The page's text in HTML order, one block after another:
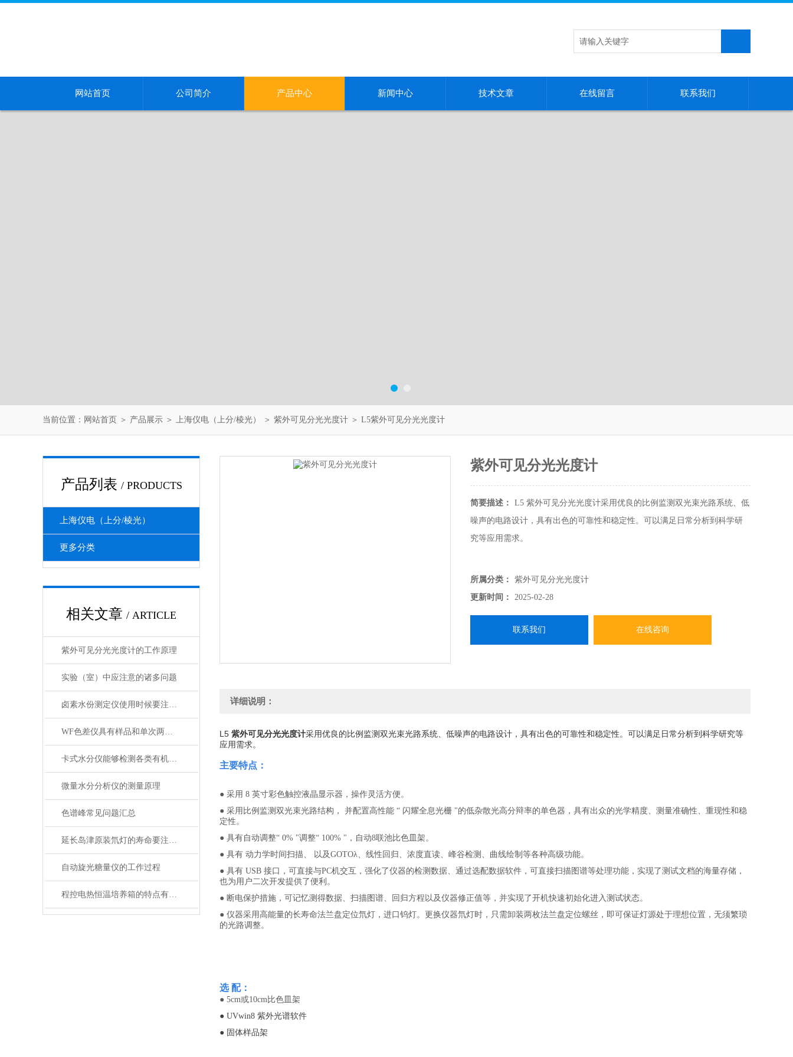
网站首页 公司简介 产品中心 新闻中心 技术文章 在线留言 联系我们
当前位置： 网站首页 ＞ 产品展示 ＞ 上海仪电（上分/棱光） ＞ 紫外可见分光光度计 ＞ L5紫外可见分光光度计
产品列表 / PRODUCTS
上海仪电（上分/棱光）
更多分类
相关文章 / ARTICLE
紫外可见分光光度计的工作原理
实验（室）中应注意的诸多问题
卤素水份测定仪使用时候要注意的八个事项
WF色差仪具有样品和单次两种测量模式
卡式水分仪能够检测各类有机及无机固体
微量水分分析仪的测量原理
色谱峰常见问题汇总
延长岛津原装氘灯的寿命要注意哪些？
自动旋光糖量仪的工作过程
程控电热恒温培养箱的特点有哪些呢？
紫外可见分光光度计
简要描述：
L5 紫外可见分光光度计采用优良的比例监测双光束光路系统、低
噪声的电路设计，具有出色的可靠性和稳定性。可以满足日常分析到科学研
究等应用需求。
所属分类：
紫外可见分光光度计
更新时间：
2025-02-28
联系我们 在线咨询
详细说明：
L5 紫外可见分光光度计采用优良的比例监测双光束光路系统、低噪声的电路设计，具有出色的可靠性和稳定性。可以满足日常分析到科学研究等
应用需求。
主要特点：
● 采用 8 英寸彩色触控液晶显示器，操作灵活方便。
● 采用比例监测双光束光路结构， 并配置高性能 “ 闪耀全息光栅 "的低杂散光高分辩率的单色器，具有出众的光学精度、测量准确性、重现性和稳
定性。
● 具有自动调整“ 0% "调整“ 100% "，自动8联池比色皿架。
● 具有 动力学时间扫描、 以及GOTOλ、线性回归、浓度直读、峰谷检测、曲线绘制等各种高级功能。
● 具有 USB 接口，可直接与PC机交互，强化了仪器的检测数据、通过选配数据软件，可直接扫描图谱等处理功能，实现了测试文档的海量存储，
也为用户二次开发提供了便利。
● 断电保护措施，可记忆测得数据、扫描图谱、回归方程以及仪器修正值等，并实现了开机快速初始化进入测试状态。
● 仪器采用高能量的长寿命法兰盘定位氘灯，进口钨灯。更换仪器氘灯时，只需卸装两枚法兰盘定位螺丝，即可保证灯源处于理想位置，无须繁琐
的光路调整。
选 配：
● 5cm或10cm比色皿架
● UVwin8 紫外光谱软件
● 固体样品架